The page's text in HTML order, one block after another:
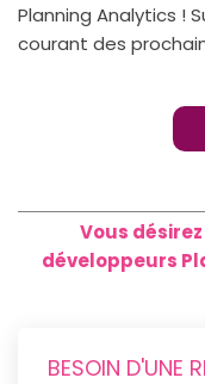
Planning Analytics !
courant des
Vous
développeurs
BESOIN D'UNE